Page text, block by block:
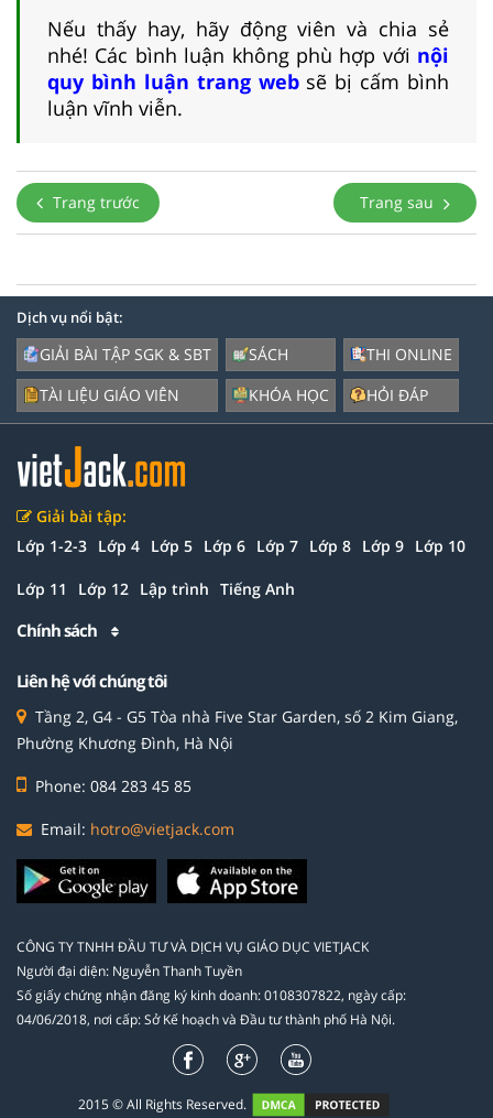
Nếu thấy hay, hãy động viên và chia sẻ
nhé! Các bình luận không phù hợp với nội
quy bình luận trang websẽ bị cấm bình
luận vĩnh viễn.
Trang trước Trang sau
Dịch vụ nổi bật:
GIẢI BÀI TẬP SGK & SBT
TÀI LIỆU GIÁO VIÊN
SÁCH
KHÓA HỌC
THI ONLINE
HỎI ĐÁP
Giải bài tập:
Lớp 1-2-3 Lớp 4 Lớp 5 Lớp 6 Lớp 7 Lớp 8 Lớp 9 Lớp 10
Lớp 11 Lớp 12 Lập trình Tiếng Anh
Chính sách
Liên hệ với chúng tôi
Tầng 2, G4 - G5 Tòa nhà Five Star Garden, số 2 Kim Giang,
Phường Khương Đình, Hà Nội
Phone: 084 283 45 85
Email: hotro@vietjack.com
CÔNG TY TNHH ĐẦU TƯ VÀ DỊCH VỤ GIÁO DỤC VIETJACK
Người đại diện: Nguyễn Thanh Tuyền
Số giấy chứng nhận đăng ký kinh doanh: 0108307822, ngày cấp:
04/06/2018, nơi cấp: Sở Kế hoạch và Đầu tư thành phố Hà Nội.
2015 © All Rights Reserved.